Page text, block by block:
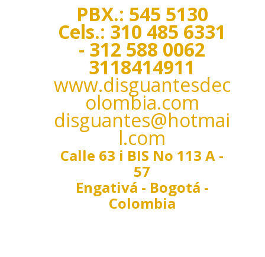
PBX.: 545 5130
Cels.: 310 485 6331
- 312 588 0062
3118414911
www.disguantesdec
olombia.com
disguantes@hotmai
l.com
Calle 63 i BIS No 113 A -
57
Engativá - Bogotá -
Colombia